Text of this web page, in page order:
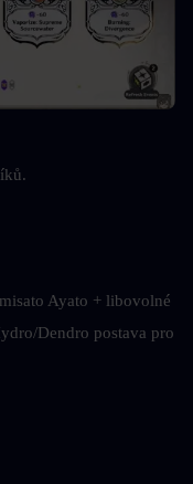
Ayato + libovolné
Dendro postava pro